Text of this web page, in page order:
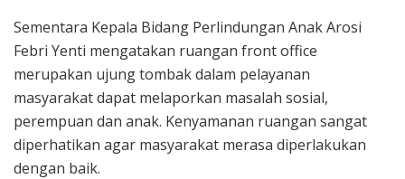
Sementara Kepala Bidang Perlindungan Anak Arosi
Febri Yenti mengatakan ruangan front office
merupakan ujung tombak dalam pelayanan
masyarakat dapat melaporkan masalah sosial,
perempuan dan anak. Kenyamanan ruangan sangat
diperhatikan agar masyarakat merasa diperlakukan
dengan baik.